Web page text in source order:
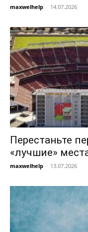
maxwelhelp - 14.07.2026
Перестаньте
«лучшие»
maxwelhelp - 13.07.2026